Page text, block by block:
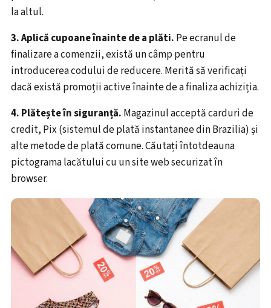
la altul.
3. Aplică cupoane înainte de a plăti. Pe ecranul de
finalizare a comenzii, există un câmp pentru
introducerea codului de reducere. Merită să verificați
dacă există promoții active înainte de a finaliza achiziția.
4. Plătește în siguranță. Magazinul acceptă carduri de
credit, Pix (sistemul de plată instantanee din Brazilia) și
alte metode de plată comune. Căutați întotdeauna
pictograma lacătului cu un site web securizat în
browser.